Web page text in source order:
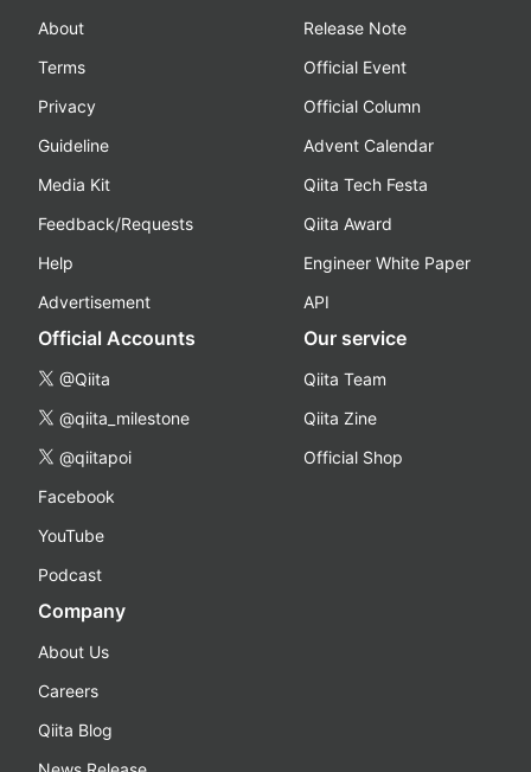
About
Terms
Privacy
Guideline
Media Kit
Feedback/Requests
Help
Advertisement
Release Note
Official Event
Official Column
Advent Calendar
Qiita Tech Festa
Qiita Award
Engineer White Paper
API
Official Accounts
@Qiita
@qiita_milestone
@qiitapoi
Facebook
YouTube
Podcast
Our service
Qiita Team
Qiita Zine
Official Shop
Company
About Us
Careers
Qiita Blog